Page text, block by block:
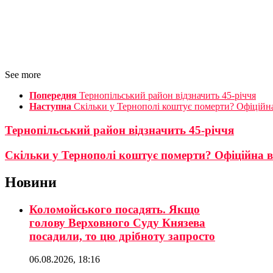
See more
Попередня Тернопільський район відзначить 45-річчя
Наступна Скільки у Тернополі коштує померти?
Тернопільський район відзначить 45-річчя
Скільки у Тернополі коштує померти? Офіційна
Новини
Коломойського посадять. Якщо
голову Верховного Суду Князева
посадили, то цю дрібноту запросто
06.08.2026, 18:16